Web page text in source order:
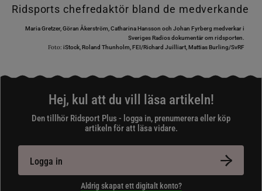
Maria Gretzer, Göran Åkerström, Catharina Hansson och Johan Fyrberg medverkar i
Sveriges Radios dokumentär om ridsporten.
Foto: iStock, Roland Thunholm, FEI/Richard Juilliart, Mattias Burling/SvRF
Hej, kul att du vill läsa artikeln!
Den tillhör Ridsport Plus - logga in, prenumerera eller köp
artikeln för att läsa vidare.
Logga in
Aldrig skapat ett digitalt konto?